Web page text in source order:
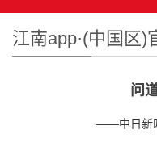
江南app·(中国区)
问
——中日新